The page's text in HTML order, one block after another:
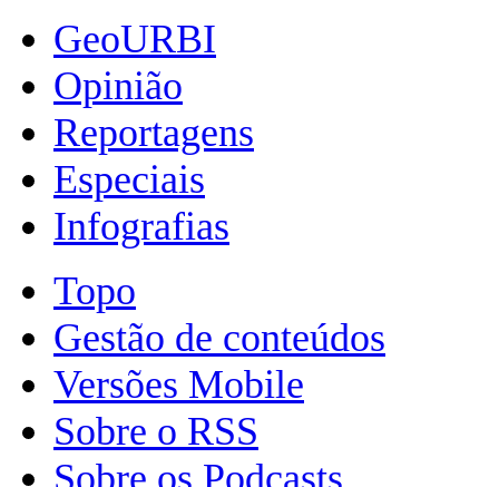
GeoURBI
Opinião
Reportagens
Especiais
Infografias
Topo
Gestão de conteúdos
Versões Mobile
Sobre o RSS
Sobre os Podcasts